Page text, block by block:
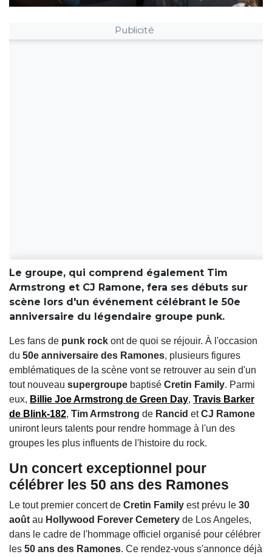
Publicité
Le groupe, qui comprend également Tim
Armstrong et CJ Ramone, fera ses débuts sur
scène lors d'un événement célébrant le 50e
anniversaire du légendaire groupe punk.
Les fans de punk rock ont de quoi se réjouir. À l'occasion
du 50e anniversaire des Ramones, plusieurs figures
emblématiques de la scène vont se retrouver au sein d'un
tout nouveau supergroupe baptisé Cretin Family. Parmi
eux, Billie Joe Armstrong de Green Day, Travis Barker
de Blink-182, Tim Armstrong de Rancid etCJ Ramone
uniront leurs talents pour rendre hommage à l'un des
groupes les plus influents de l'histoire du rock.
Un concert exceptionnel pour
célébrer les 50 ans des Ramones
Le tout premier concert de Cretin Family est prévu le 30
août au Hollywood Forever Cemetery de Los Angeles,
dans le cadre de l'hommage officiel organisé pour célébrer
les 50 ans des Ramones. Ce rendez-vous s'annonce déjà